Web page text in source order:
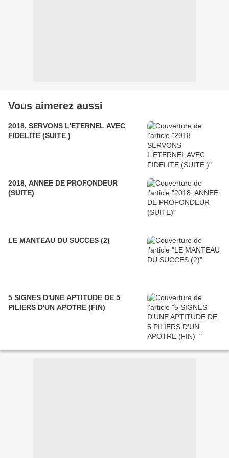
Vous aimerez aussi
2018, SERVONS L'ETERNEL AVEC
FIDELITE (SUITE )
2018, ANNEE DE PROFONDEUR
(SUITE)
LE MANTEAU DU SUCCES (2)
5 SIGNES D'UNE APTITUDE DE 5
PILIERS D'UN APOTRE (FIN)